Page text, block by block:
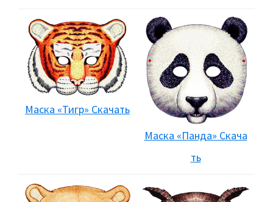
Маска «Тигр» Скачать
Маска «Панда» Скача
ть